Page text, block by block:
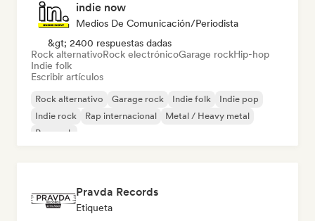
indie now
Medios De Comunicación/Periodista
&gt; 2400 respuestas dadas
Rock alternativoRock electrónicoGarage rockHip-hop
Indie folk
Escribir artículos
Rock alternativo Garage rock Indie folk
Indie pop
Indie rock
Rap internacional
Metal / Heavy metal
Pop rock
Pravda Records
Etiqueta